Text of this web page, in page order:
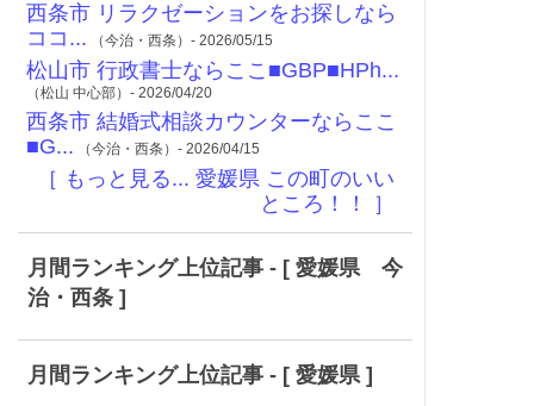
西条市 リラクゼーションをお探しなら
ココ... （今治・西条）- 2026/05/15
松山市 行政書士ならここ■GBP■HPh...
（松山 中心部）- 2026/04/20
西条市 結婚式相談カウンターならここ
■G... （今治・西条）- 2026/04/15
［ もっと見る... 愛媛県 この町のいい
ところ！！ ］
月間ランキング上位記事 - [ 愛媛県 今
治・西条 ]
月間ランキング上位記事 - [ 愛媛県 ]